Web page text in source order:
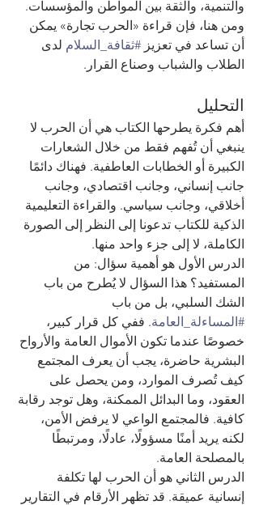
والتنمية، والثقة بين المواطن والمؤسسات.
ومن هنا، فإن قراءة «الحرب تجارة» يمكن
أن تساعد في تعزيز #ثقافة_السلام لدى
الطلاب والشباب وصناع القرار.
التحليل
أهم فكرة يطرحها الكتاب هي أن الحرب لا
ينبغي أن تُفهم فقط من خلال الشعارات
الكبيرة أو الخطابات العاطفية. فهناك دائمًا
جانب إنساني، وجانب اقتصادي، وجانب
أخلاقي، وجانب سياسي. والقراءة التعليمية
الذكية للكتاب تدعونا إلى النظر إلى الصورة
الكاملة، لا إلى جزء واحد منها.
الدرس الأول هو أهمية سؤال: من
المستفيد؟ هذا السؤال لا يُطرح من باب
الشك السلبي، بل من باب
#المساءلة_العامة. ففي كل قرار كبير،
خصوصًا عندما تكون الأموال العامة والأرواح
البشرية حاضرة، يجب أن يعرف المجتمع
كيف تُصرف الموارد، ومن يحصل على
العقود، وما البدائل الممكنة، وهل توجد رقابة
كافية. فالمجتمع الواعي لا يرفض الأمن،
لكنه يريد أمنًا مسؤولًا، عادلًا، ومرتبطًا
بالمصلحة العامة.
الدرس الثاني هو أن الحرب لها تكلفة
إنسانية عميقة. قد تظهر الأرقام في التقارير